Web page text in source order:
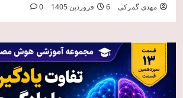
مهدی گمرکی 6 فروردین 1405 0